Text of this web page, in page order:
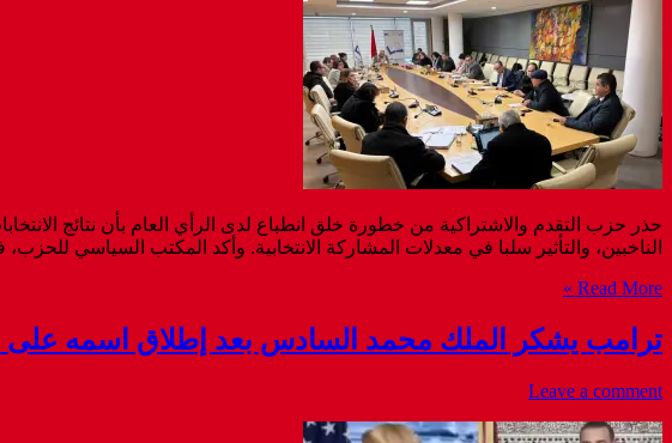
حذر حزب التقدم والاشتراكية من خطورة خلق انطباع لدى الرأي العام بأن نتائج
الناخبين، والتأثير سلبا في معدلات المشاركة الانتخابية. وأكد المكتب السياسي للحزب، في بلاغ صدر عقب اجتماعه المنعقد، أمس
Read More »
ترامب يشكر الملك محمد السادس بعد إطلاق اسمه على
Leave a comment